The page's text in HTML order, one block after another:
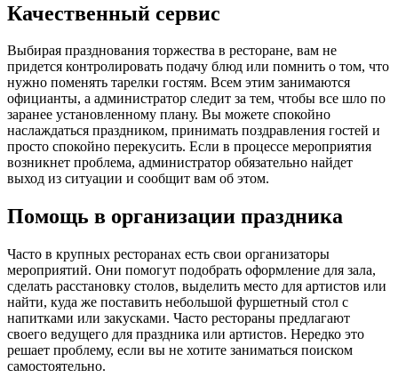
Качественный сервис
Выбирая празднования торжества в ресторане, вам не
придется контролировать подачу блюд или помнить о том, что
нужно поменять тарелки гостям. Всем этим занимаются
официанты, а администратор следит за тем, чтобы все шло по
заранее установленному плану. Вы можете спокойно
наслаждаться праздником, принимать поздравления гостей и
просто спокойно перекусить. Если в процессе мероприятия
возникнет проблема, администратор обязательно найдет
выход из ситуации и сообщит вам об этом.
Помощь в организации праздника
Часто в крупных ресторанах есть свои организаторы
мероприятий. Они помогут подобрать оформление для зала,
сделать расстановку столов, выделить место для артистов или
найти, куда же поставить небольшой фуршетный стол с
напитками или закусками. Часто рестораны предлагают
своего ведущего для праздника или артистов. Нередко это
решает проблему, если вы не хотите заниматься поиском
самостоятельно.